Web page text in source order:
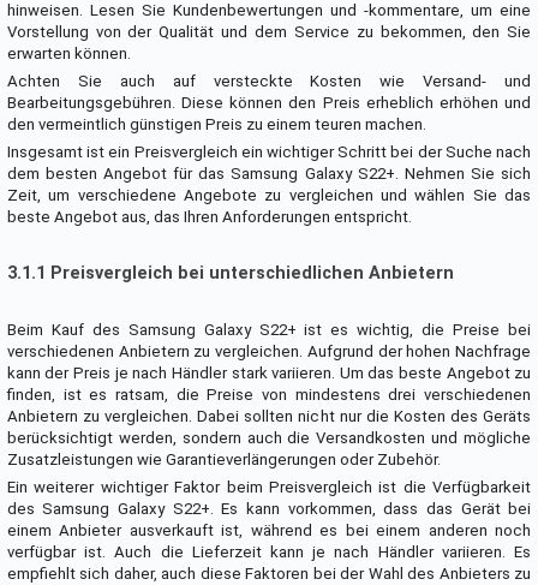
hinweisen. Lesen Sie Kundenbewertungen und -kommentare, um eine
Vorstellung von der Qualität und dem Service zu bekommen, den Sie
erwarten können.
Achten Sie auch auf versteckte Kosten wie Versand- und
Bearbeitungsgebühren. Diese können den Preis erheblich erhöhen und
den vermeintlich günstigen Preis zu einem teuren machen.
Insgesamt ist ein Preisvergleich ein wichtiger Schritt bei der Suche nach
dem besten Angebot für das Samsung Galaxy S22+. Nehmen Sie sich
Zeit, um verschiedene Angebote zu vergleichen und wählen Sie das
beste Angebot aus, das Ihren Anforderungen entspricht.
3.1.1 Preisvergleich bei unterschiedlichen Anbietern
Beim Kauf des Samsung Galaxy S22+ ist es wichtig, die Preise bei
verschiedenen Anbietern zu vergleichen. Aufgrund der hohen Nachfrage
kann der Preis je nach Händler stark variieren. Um das beste Angebot zu
finden, ist es ratsam, die Preise von mindestens drei verschiedenen
Anbietern zu vergleichen. Dabei sollten nicht nur die Kosten des Geräts
berücksichtigt werden, sondern auch die Versandkosten und mögliche
Zusatzleistungen wie Garantieverlängerungen oder Zubehör.
Ein weiterer wichtiger Faktor beim Preisvergleich ist die Verfügbarkeit
des Samsung Galaxy S22+. Es kann vorkommen, dass das Gerät bei
einem Anbieter ausverkauft ist, während es bei einem anderen noch
verfügbar ist. Auch die Lieferzeit kann je nach Händler variieren. Es
empfiehlt sich daher, auch diese Faktoren bei der Wahl des Anbieters zu